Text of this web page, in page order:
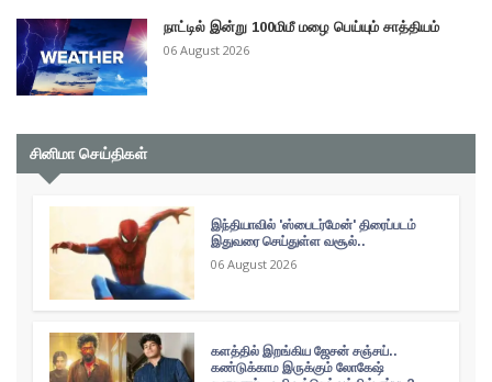
நாட்டில் இன்று 100மிமீ மழை பெய்யும் சாத்தியம்
06 August 2026
சினிமா செய்திகள்
இந்தியாவில் 'ஸ்பைடர்மேன்' திரைப்படம்
இதுவரை செய்துள்ள வசூல்..
06 August 2026
களத்தில் இறங்கிய ஜேசன் சஞ்சய்..
கண்டுக்காம இருக்கும் லோகேஷ்